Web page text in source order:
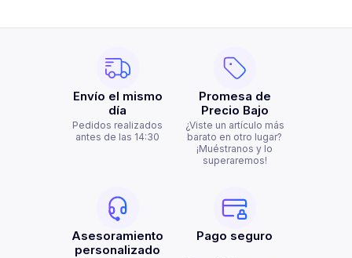
Envío el mismo
día
Pedidos realizados
antes de las 14:30
Promesa de
Precio Bajo
¿Viste un artículo más
barato en otro lugar?
¡Muéstranos y lo
superaremos!
Asesoramiento
personalizado
Pago seguro